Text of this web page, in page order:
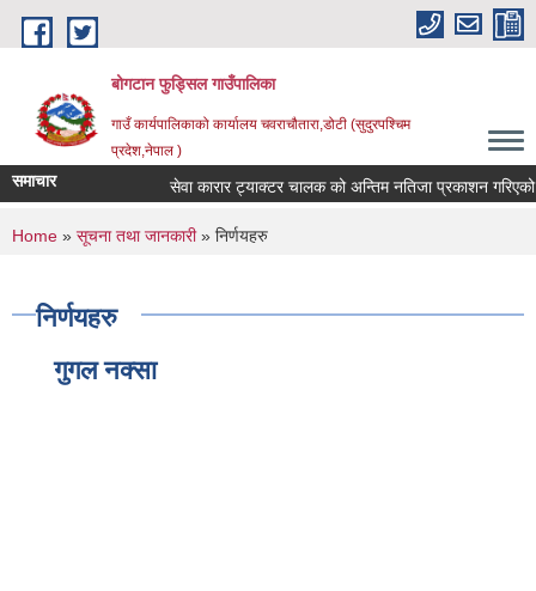
Skip to main content
बोगटान फुड्सिल गाउँपालिका
गाउँ कार्यपालिकाको कार्यालय चवराचौतारा,डोटी (सुदुरपश्चिम
प्रदेश,नेपाल )
समाचार सेवा कारार ट्याक्टर चालक को अन्तिम नतिजा प्रकाशन गरिएको
You are here
Home » सूचना तथा जानकारी» निर्णयहरु
निर्णयहरु
गुगल नक्सा